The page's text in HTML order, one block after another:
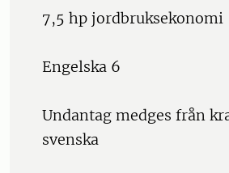
7,5 hp jordbruksekonomi
Engelska 6
Undantag medges från
svenska